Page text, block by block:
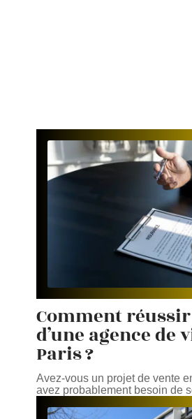
Comment
d’une agence de
Paris ?
Avez-vous un projet de vente
avez probablement besoin de